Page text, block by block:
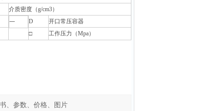
介质密度（g/cm3）
一
D
开口常压容器
□ 工作压力（Mpa）